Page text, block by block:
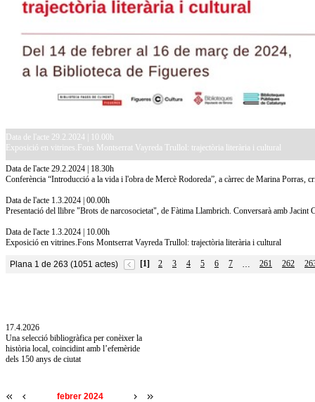
Data de l'acte 29.2.2024 | 10.00h
Exposició en vitrines.Fons Montserrat Vayreda Trullol: trajectòria literària i cultural
Data de l'acte 29.2.2024 | 18.30h
Conferència “Introducció a la vida i l'obra de Mercè Rodoreda”, a càrrec de Marina Porras,
Data de l'acte 1.3.2024 | 00.00h
Presentació del llibre "Brots de narcosocietat", de Fàtima Llambrich. Conversarà amb Jacint
Data de l'acte 1.3.2024 | 10.00h
Exposició en vitrines.Fons Montserrat Vayreda Trullol: trajectòria literària i cultural
Plana 1 de 263 (1051 actes) [1] 2 3 4 5 6 7 … 261 262
17.4.2026
Una selecció bibliogràfica per conèixer la
història local, coincidint amb l’efemèride
dels 150 anys de ciutat
febrer 2024